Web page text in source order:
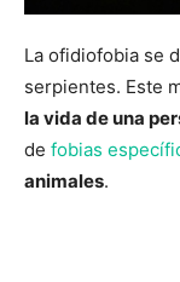
La ofidiofobia se
serpientes. Este
la vida de una
de fobias
animales.